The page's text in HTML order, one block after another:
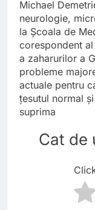
Michael
neurologie,
la Școala de
corespondent
a zaharurilor a
probleme
actuale pentru
țesutul normal
suprima
Cat de